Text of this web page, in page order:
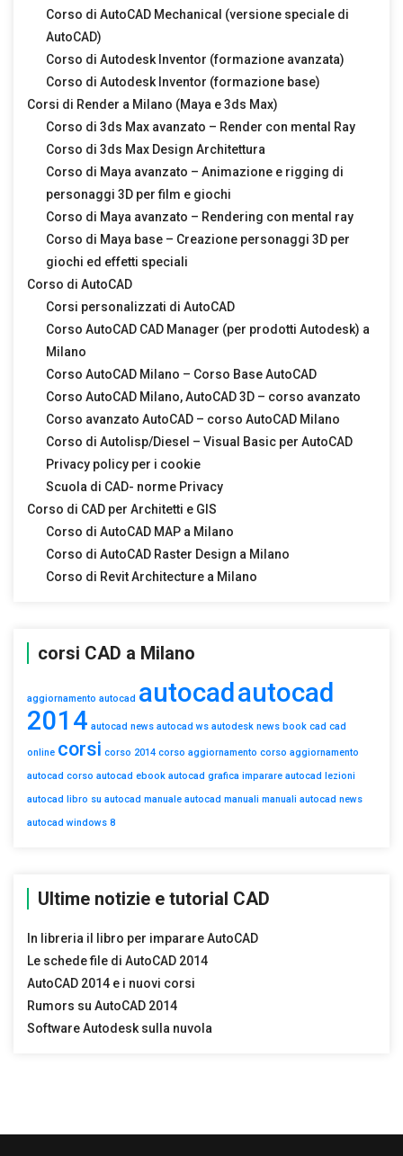
Corso di AutoCAD Mechanical (versione speciale di
AutoCAD)
Corso di Autodesk Inventor (formazione avanzata)
Corso di Autodesk Inventor (formazione base)
Corsi di Render a Milano (Maya e 3ds Max)
Corso di 3ds Max avanzato – Render con mental Ray
Corso di 3ds Max Design Architettura
Corso di Maya avanzato – Animazione e rigging di
personaggi 3D per film e giochi
Corso di Maya avanzato – Rendering con mental ray
Corso di Maya base – Creazione personaggi 3D per
giochi ed effetti speciali
Corso di AutoCAD
Corsi personalizzati di AutoCAD
Corso AutoCAD CAD Manager (per prodotti Autodesk) a
Milano
Corso AutoCAD Milano – Corso Base AutoCAD
Corso AutoCAD Milano, AutoCAD 3D – corso avanzato
Corso avanzato AutoCAD – corso AutoCAD Milano
Corso di Autolisp/Diesel – Visual Basic per AutoCAD
Privacy policy per i cookie
Scuola di CAD- norme Privacy
Corso di CAD per Architetti e GIS
Corso di AutoCAD MAP a Milano
Corso di AutoCAD Raster Design a Milano
Corso di Revit Architecture a Milano
corsi CAD a Milano
aggiornamento autocad autocad autocad
2014 autocad news autocad ws autodesk news book cad cad
online corsi corso 2014 corso aggiornamento corso aggiornamento
autocad corso autocad ebook autocad grafica imparare autocad lezioni
autocad libro su autocad manuale autocad manuali manuali autocad news
autocad windows 8
Ultime notizie e tutorial CAD
In libreria il libro per imparare AutoCAD
Le schede file di AutoCAD 2014
AutoCAD 2014 e i nuovi corsi
Rumors su AutoCAD 2014
Software Autodesk sulla nuvola